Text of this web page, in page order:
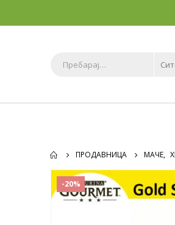
ПРОДАВНИЦА МАЧЕ,
-20%